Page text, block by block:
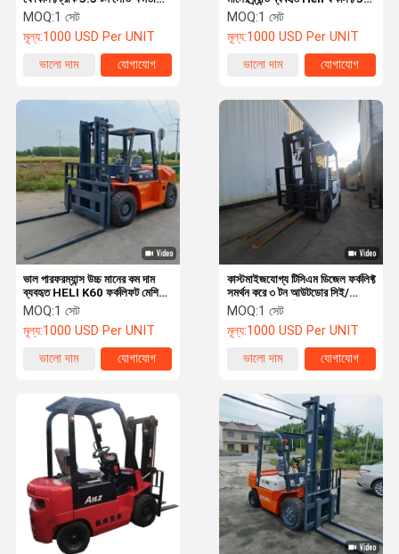
বাড়ি ভিডিও আমাদের সম্পর্কে
টন 3.5 টন 5 টন 6 টন 7 টন বিভিন্ন
কনস্ট্রুমেন্টস
MOQ:1 সেট
মূল্য:1000 USD Per UNIT
ভালো দাম
যোগাযোগ
অফ রোড 1 বছরের ওয়ারেন্টি Fwd
MOQ:1 সেট
মূল্য:1000 USD Per UNIT
ভালো দাম
যোগাযোগ
কাস্টমাইজযোগ্য টিসিএম ডিজেল ফর্কলিফ্ট
সমর্থন করে ৩ টন আউটডোর সিই/
এলআইএসও সার্টিফাইড ১ বছরের
ওয়ারেন্টি ফর্ক দৈর্ঘ্য ১.২ মিটার ইঞ্জিন
MOQ:1 সেট
মূল্য:1000 USD Per UNIT
ভালো দাম
যোগাযোগ
ভাল পারফরম্যান্স উচ্চ মানের কম দাম
ব্যবহৃত HELI K60 ফর্কলিফট মেশিন
সেকেন্ড হ্যান্ড 6TON ফর্কলিফট
বিক্রয়ের জন্য
MOQ:1 সেট
মূল্য:1000 USD Per UNIT
ভালো দাম
যোগাযোগ